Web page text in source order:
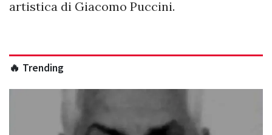
artistica di Giacomo Puccini.
🔥 Trending